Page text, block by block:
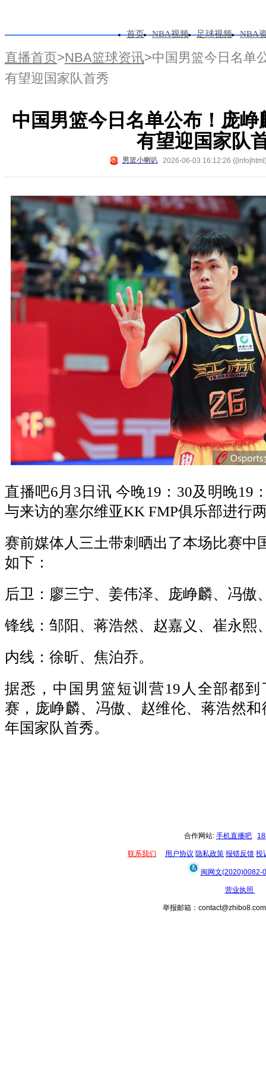
首页 NBA视频 足球视频 NBA
直播首页>NBA篮球资讯>中国男篮今日名单
有望迎国家队首秀
中国男篮今日名单公布！庞
有望迎国家队
男篮小喇叭 2026-06-03 16:12:26
直播吧6月3日讯 今晚19：30及明晚19
与来访的塞尔维亚KK FMP俱乐部进行
赛前媒体人三土带刺晒出了本场比赛中
如下：
后卫：廖三宁、姜伟泽、庞峥麟、冯傲
锋线：邹阳、蒋浩然、赵嘉义、崔永熙
内线：徐昕、焦泊乔。
据悉，中国男篮短训营19人全部都
赛，庞峥麟、冯傲、赵维伦、蒋浩然
年国家队首秀。
合作网站: 手机直播吧
联系我们 用户协议 隐私政策 报错反馈 投
闽网文(2020)0082-
营业执照
举报邮箱：